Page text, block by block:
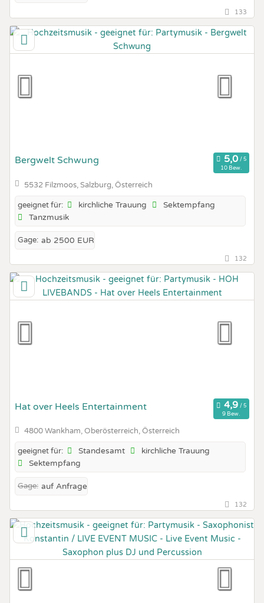
133
Bergwelt Schwung
10 Bew.
5532 Filzmoos, Salzburg, Österreich
geeignet für: kirchliche Trauung
Sektempfang
Tanzmusik
Gage: ab 2500 EUR
132
Hat over Heels Entertainment
9 Bew.
4800 Wankham, Oberösterreich, Österreich
geeignet für: Standesamt
kirchliche Trauung
Sektempfang
Gage: auf Anfrage
132